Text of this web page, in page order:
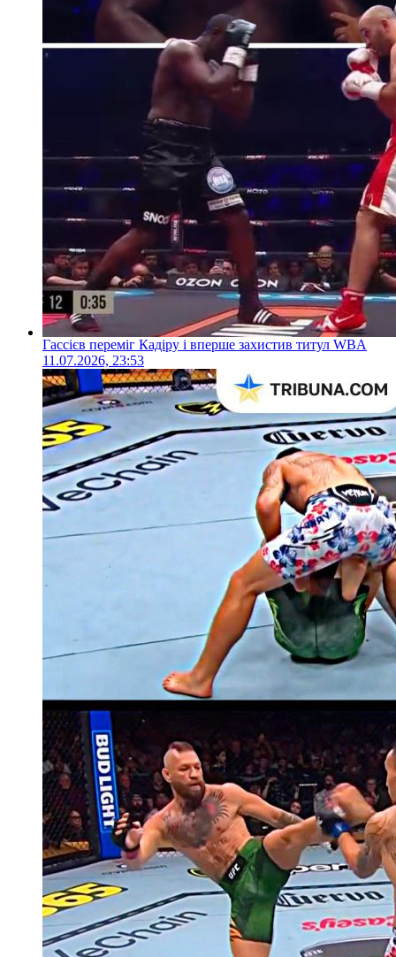
Гассієв переміг Кадіру і вперше захистив титул WBA
11.07.2026, 23:53